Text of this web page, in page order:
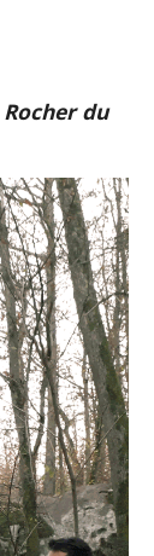
Rocher du